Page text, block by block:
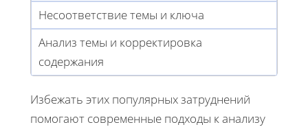
Несоответствие темы и ключа
Анализ темы и корректировка
содержания
Избежать этих популярных затруднений
помогают современные подходы к анализу